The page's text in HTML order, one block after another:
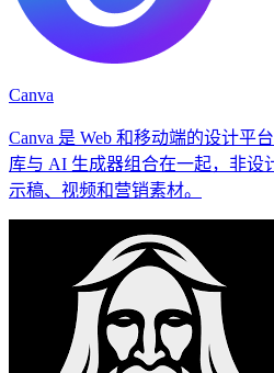
Canva
Canva 是 Web 和移动端的设计平
库与 AI 生成器组合在一起，非设
示稿、视频和营销素材。